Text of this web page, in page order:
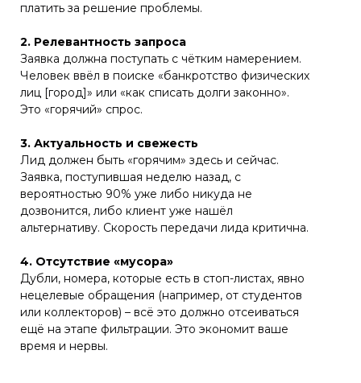
платить за решение проблемы.
2. Релевантность запроса
Заявка должна поступать с чётким намерением.
Человек ввёл в поиске «банкротство физических
лиц [город]» или «как списать долги законно».
Это «горячий» спрос.
3. Актуальность и свежесть
Лид должен быть «горячим» здесь и сейчас.
Заявка, поступившая неделю назад, с
вероятностью 90% уже либо никуда не
дозвонится, либо клиент уже нашёл
альтернативу. Скорость передачи лида критична.
4. Отсутствие «мусора»
Дубли, номера, которые есть в стоп-листах, явно
нецелевые обращения (например, от студентов
или коллекторов) – всё это должно отсеиваться
ещё на этапе фильтрации. Это экономит ваше
время и нервы.